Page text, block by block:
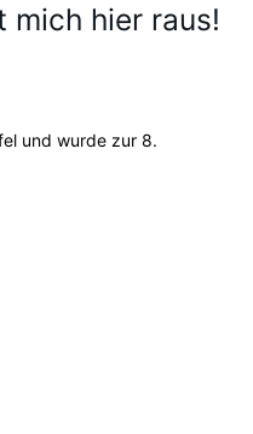
mich hier raus!
und wurde zur 8.